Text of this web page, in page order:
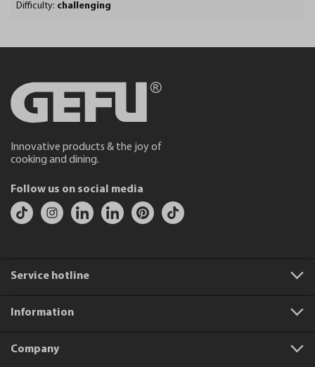
Difficulty: challenging
Innovative products & the joy of
cooking and dining.
Follow us on social media
Service hotline
Information
Company